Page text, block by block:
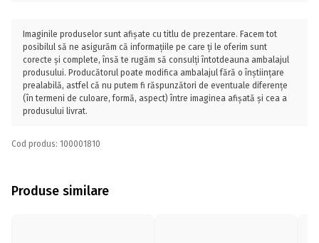
Imaginile produselor sunt afișate cu titlu de prezentare. Facem tot
posibilul să ne asigurăm că informațiile pe care ți le oferim sunt
corecte și complete, însă te rugăm să consulți întotdeauna ambalajul
produsului. Producătorul poate modifica ambalajul fără o înștiințare
prealabilă, astfel că nu putem fi răspunzători de eventuale diferențe
(în termeni de culoare, formă, aspect) între imaginea afișată și cea a
produsului livrat.
Cod produs: 100001810
Produse similare